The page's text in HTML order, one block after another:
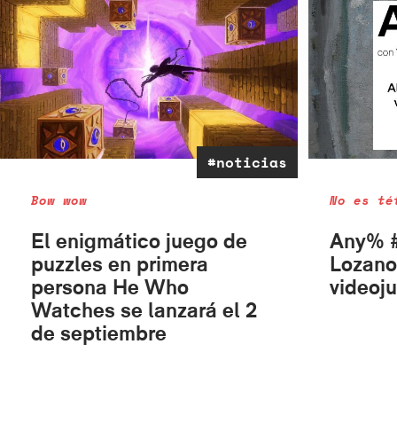
#noticias
Bow wow
El enigmático juego de
puzzles en primera
persona He Who
Watches se lanzará el 2
de septiembre
No es
Any%